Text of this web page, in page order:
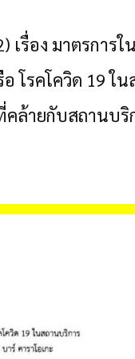
รื่อง มาตรการใ
โรคโควิด 19 ใ
ล้ายกับสถานบริ